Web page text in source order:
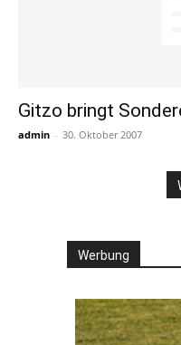
Gitzo bringt
admin - 30. Oktober 2007
Werbung